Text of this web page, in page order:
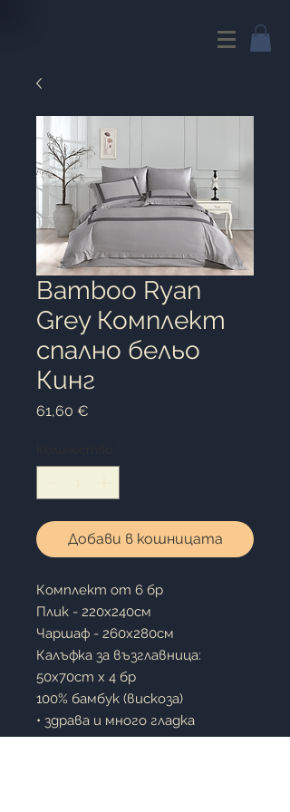
Bamboo Ryan
Grey Комплект
спално бельо
Кинг
61,60 €
Добави в кошницата
Комплект от 6 бр
Плик - 220х240см
Чаршаф - 260х280см
Калъфка за възглавница:
50x70cm x 4 бр
100% бамбук (вискоза)
• здрава и много гладка
материя